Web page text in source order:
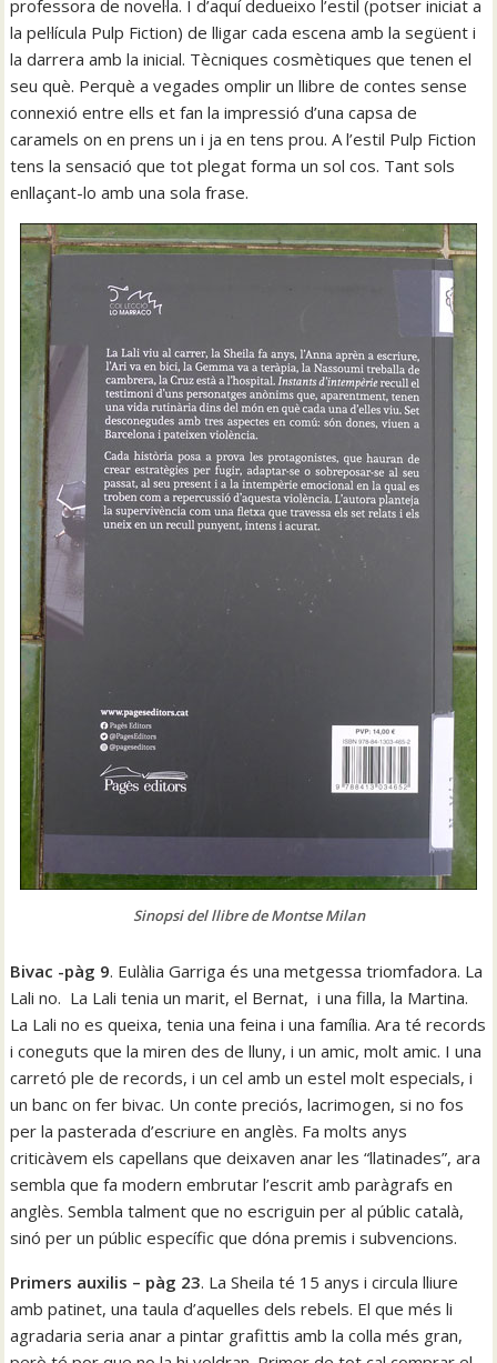
professora de novel·la. I d’aquí dedueixo l’estil (potser iniciat a
la pel·lícula Pulp Fiction) de lligar cada escena amb la següent i
la darrera amb la inicial. Tècniques cosmètiques que tenen el
seu què. Perquè a vegades omplir un llibre de contes sense
connexió entre ells et fan la impressió d’una capsa de
caramels on en prens un i ja en tens prou. A l’estil Pulp Fiction
tens la sensació que tot plegat forma un sol cos. Tant sols
enllaçant-lo amb una sola frase.
Sinopsi del llibre de Montse Milan
Bivac -pàg 9. Eulàlia Garriga és una metgessa triomfadora. La
Lali no. La Lali tenia un marit, el Bernat, i una filla, la Martina.
La Lali no es queixa, tenia una feina i una família. Ara té records
i coneguts que la miren des de lluny, i un amic, molt amic. I una
carretó ple de records, i un cel amb un estel molt especials, i
un banc on fer bivac. Un conte preciós, lacrimogen, si no fos
per la pasterada d’escriure en anglès. Fa molts anys
criticàvem els capellans que deixaven anar les “llatinades”, ara
sembla que fa modern embrutar l’escrit amb paràgrafs en
anglès. Sembla talment que no escriguin per al públic català,
sinó per un públic específic que dóna premis i subvencions.
Primers auxilis – pàg 23. La Sheila té 15 anys i circula lliure
amb patinet, una taula d’aquelles dels rebels. El que més li
agradaria seria anar a pintar grafittis amb la colla més gran,